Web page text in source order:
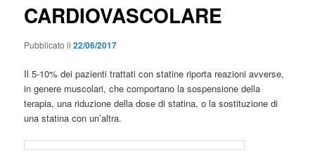
CARDIOVASCOLARE
Pubblicato il22/06/2017
Il 5-10% dei pazienti trattati con statine riporta reazioni avverse,
in genere muscolari, che comportano la sospensione della
terapia, una riduzione della dose di statina, o la sostituzione di
una statina con un’altra.